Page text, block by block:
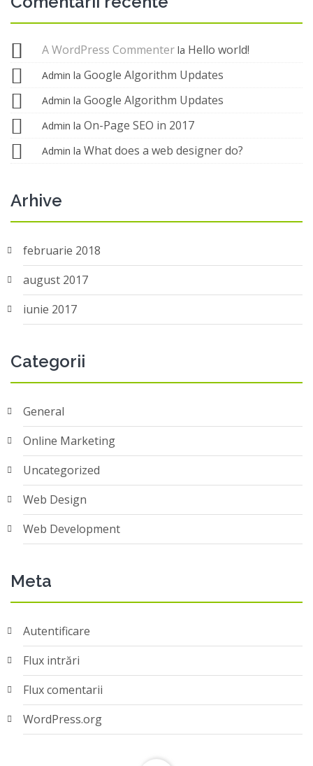
A WordPress Commenter la Hello world!
Admin la Google Algorithm Updates
Admin la Google Algorithm Updates
Admin la On-Page SEO in 2017
Admin la What does a web designer do?
Arhive
februarie 2018
august 2017
iunie 2017
Categorii
General
Online Marketing
Uncategorized
Web Design
Web Development
Meta
Autentificare
Flux intrări
Flux comentarii
WordPress.org